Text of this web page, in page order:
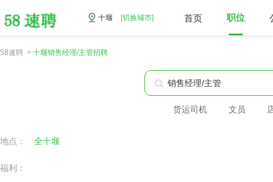
十堰 [切换城市] 首页 职位
58速聘 > 十堰销售经理/主管招聘
货运司机 文员
地点： 全十堰
福利：